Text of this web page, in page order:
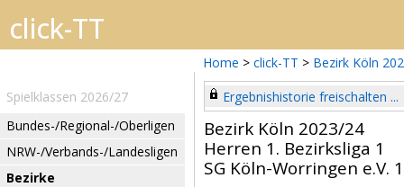
Home > click-TT > Bezirk Köln
Spielklassen 2026/27
Bundes-/Regional-/Oberligen
NRW-/Verbands-/Landesligen
Bezirke
Ergebnishistorie freischalten ...
Bezirk Köln 2023/24
Herren 1. Bezirksliga 1
SG Köln-Worringen e.V.